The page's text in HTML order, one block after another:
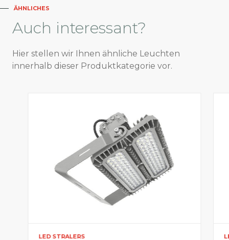
ÄHNLICHES
Auch interessant?
Hier stellen wir Ihnen ähnliche Leuchten
innerhalb dieser Produktkategorie vor.
LED STRALERS